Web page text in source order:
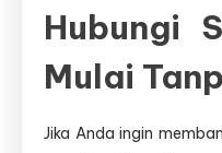
Hubungi
Mulai
Jika Anda ingin